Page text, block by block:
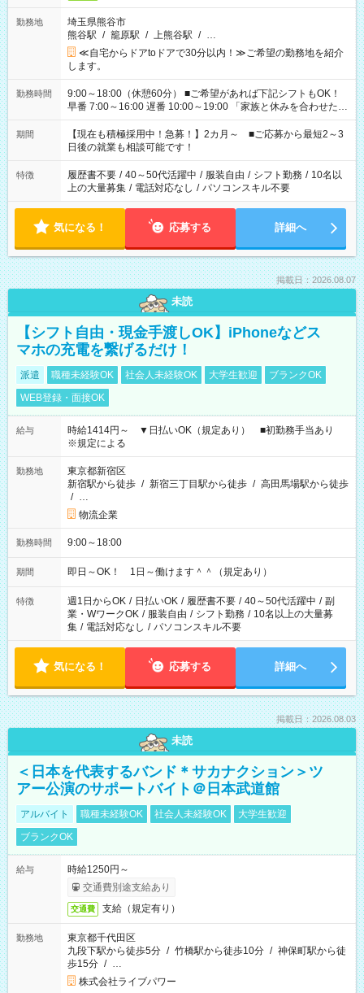
勤務地
埼玉県熊谷市
熊谷駅 / 籠原駅 / 上熊谷駅 / …
≪自宅からドアtoドアで30分以内！≫ご希望の勤務地を紹介
します。
勤務時間
9:00～18:00（休憩60分） ■ご希望があれば下記シフトもOK！
早番 7:00～16:00 遅番 10:00～19:00 「家族と休みを合わせた
い」 「余裕を持って夕飯の準備がしたい」 「できれば残業はし
たくない」 など、ご希望を教えてくださいね。 ※Wワーク希望
の方へ 今ご覧のお仕事で希望する勤務時間と、もう1つのお仕事
の勤務時間。 合計で週40時間を超える場合は応募できません。
期間
【現在も積極採用中！急募！】2カ月～ ■ご応募から最短2～3
日後の就業も相談可能です！
特徴 履歴書不要 / 40～50代活躍中 / 服装自由 / シフト勤務 / 10名以
上の大量募集 / 電話対応なし / パソコンスキル不要
気になる！ 応募する 詳細へ
掲載日：2026.08.07
未読
【シフト自由・現金手渡しOK】iPhoneなどス
マホの充電を繋げるだけ！
派遣 職種未経験OK 社会人未経験OK 大学生歓迎
ブランクOK
WEB登録・面接OK
給与
時給1414円～ ▼日払いOK（規定あり） ■初勤務手当あり
※規定による
勤務地
東京都新宿区
新宿駅から徒歩 / 新宿三丁目駅から徒歩 / 高田馬場駅から徒歩
/ …
物流企業
勤務時間 9:00～18:00
期間 即日～OK！ 1日～働けます＾＾（規定あり）
特徴 週1日からOK / 日払いOK / 履歴書不要 / 40～50代活躍中 / 副
業・WワークOK / 服装自由 / シフト勤務 / 10名以上の大量募
集 / 電話対応なし / パソコンスキル不要
気になる！ 応募する 詳細へ
掲載日：2026.08.03
未読
＜日本を代表するバンド＊サカナクション＞ツ
アー公演のサポートバイト＠日本武道館
アルバイト 職種未経験OK 社会人未経験OK
大学生歓迎
ブランクOK
給与
時給1250円～
交通費別途支給あり
交通費 支給（規定有り）
勤務地
東京都千代田区
九段下駅から徒歩5分 / 竹橋駅から徒歩10分 / 神保町駅から徒
歩15分 / …
株式会社ライブパワー